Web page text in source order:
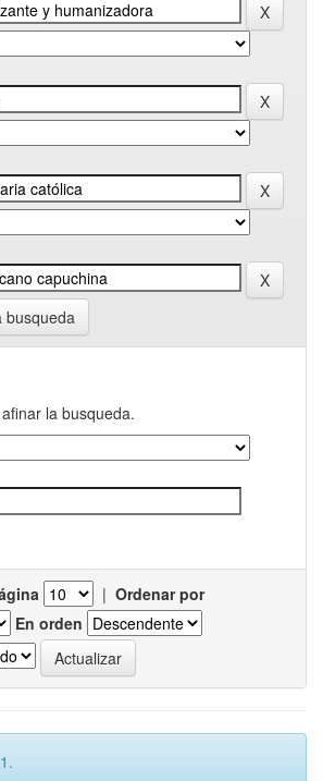
busqueda
la busqueda.
| Ordenar por
En orden